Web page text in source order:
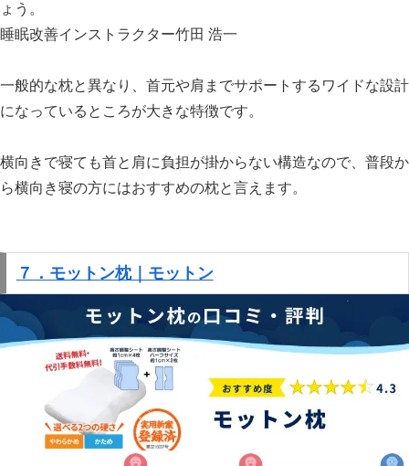
ょう。
睡眠改善インストラクター竹田 浩一
一般的な枕と異なり、首元や肩までサポートするワイドな設計
になっているところが大きな特徴です。
横向きで寝ても首と肩に負担が掛からない構造なので、普段か
ら横向き寝の方にはおすすめの枕と言えます。
７．モットン枕｜モットン